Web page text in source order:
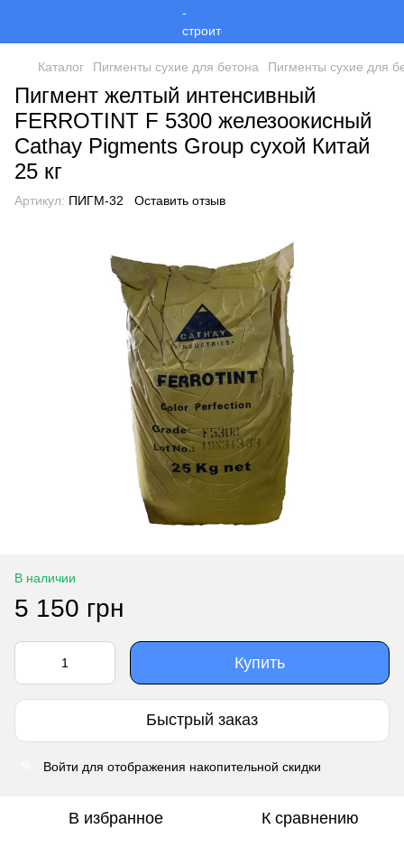
Каталог Пигменты сухие для бетона Пигменты сухие для
Пигмент желтый интенсивный
FERROTINT F 5300 железоокисный
Cathay Pigments Group сухой Китай
25 кг
Артикул: ПИГМ-32 Оставить отзыв
В наличии
5 150 грн
Купить
Быстрый заказ
Войти для отображения накопительной скидки
В избранное К сравнению